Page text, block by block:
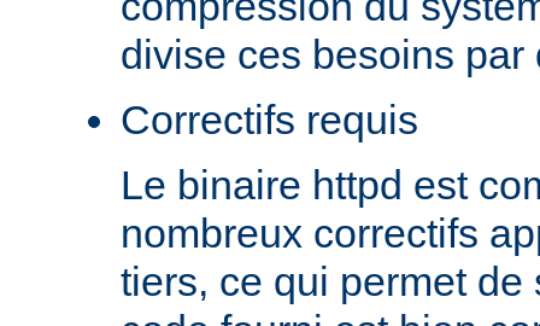
divise ces besoins par
Correctifs requis
Le binaire httpd est
nombreux correctifs
tiers, ce qui permet de